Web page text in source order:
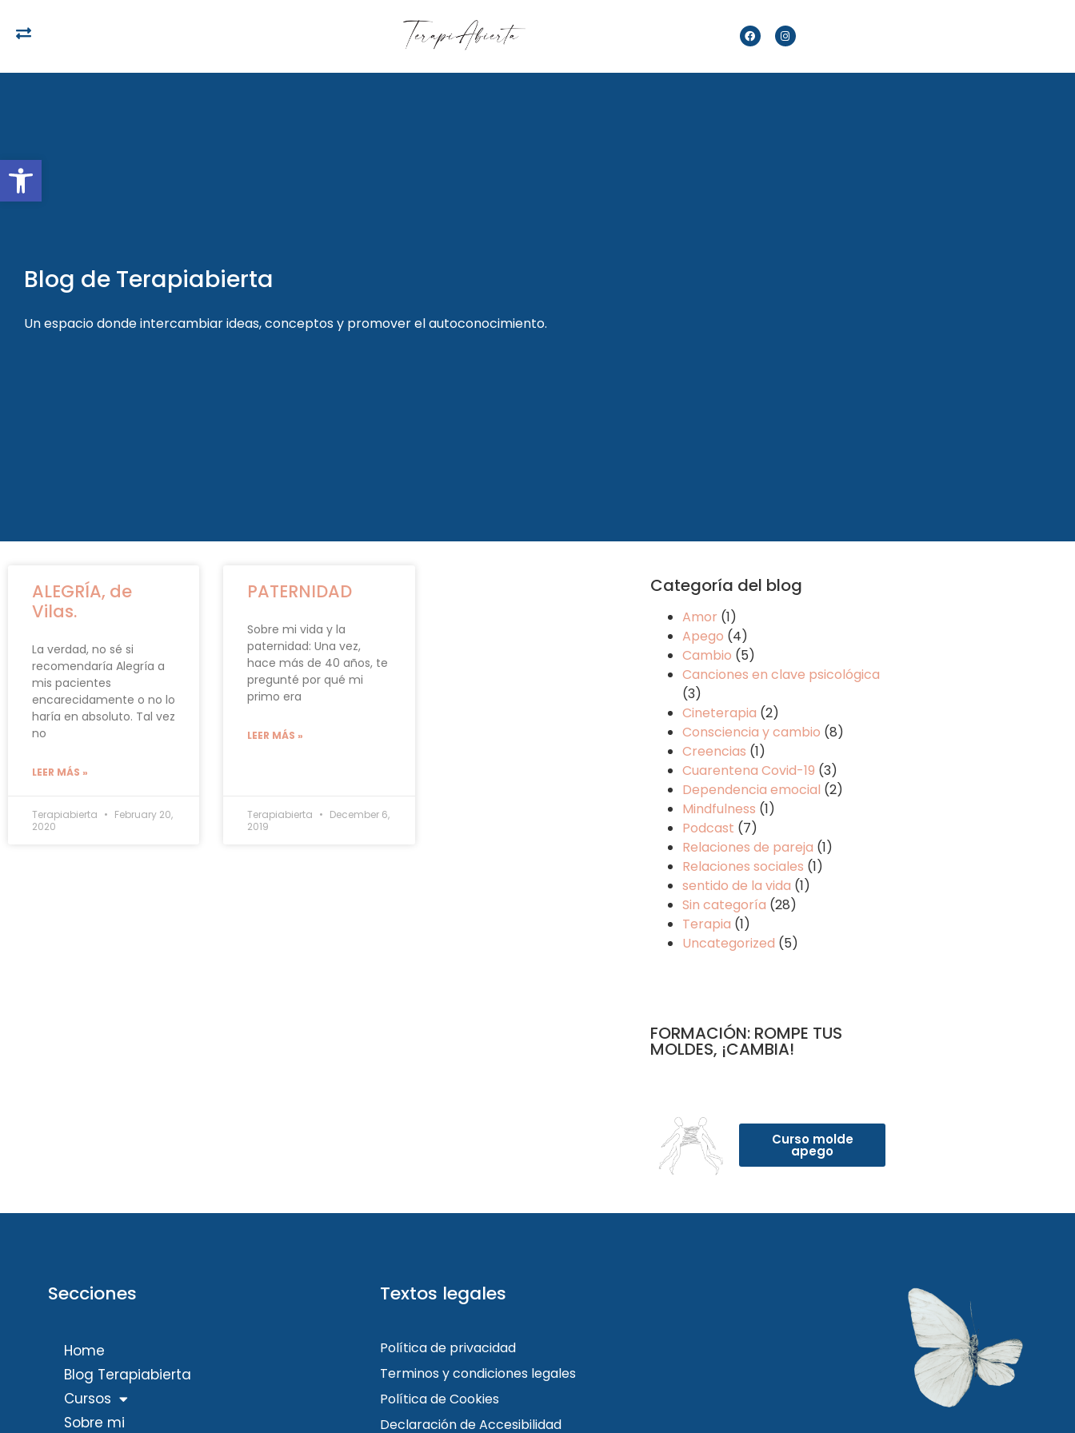
Open toolbar
Blog de Terapiabierta
Un espacio donde intercambiar ideas, conceptos y promover el autoconocimiento.
ALEGRÍA, de
Vilas.
La verdad, no sé si
recomendaría Alegría a
mis pacientes
encarecidamente o no lo
haría en absoluto. Tal vez
no
LEER MÁS »
Terapiabierta
February 20,
2020
PATERNIDAD
Sobre mi vida y la
paternidad: Una vez,
hace más de 40 años, te
pregunté por qué mi
primo era
LEER MÁS »
Terapiabierta
December 6,
2019
Categoría del blog
Amor (1)
Apego (4)
Cambio (5)
Canciones en clave psicológica
(3)
Cineterapia (2)
Consciencia y cambio (8)
Creencias (1)
Cuarentena Covid-19 (3)
Dependencia emocial (2)
Mindfulness (1)
Podcast (7)
Relaciones de pareja (1)
Relaciones sociales (1)
sentido de la vida (1)
Sin categoría (28)
Terapia (1)
Uncategorized (5)
FORMACIÓN: ROMPE TUS
MOLDES, ¡CAMBIA!
Curso molde
apego
Secciones
Home
Blog Terapiabierta
Cursos
Sobre mi
Textos legales
Política de privacidad
Terminos y condiciones legales
Política de Cookies
Declaración de Accesibilidad